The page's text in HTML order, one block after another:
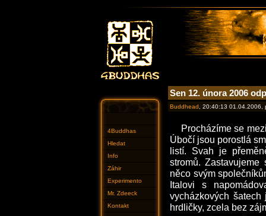
4Buddhas
Hledat
Info
Záhir
Experimento
Mr. Zdeeck
Kontakt
Sen 12. února 2006
Buddhead , 20:40:13
Procházíme se
Úbočí jsou porostlá
listí. Svah je
stromů.
něco svým
Italovi s
vycházkových
hrdličky, zcela bez